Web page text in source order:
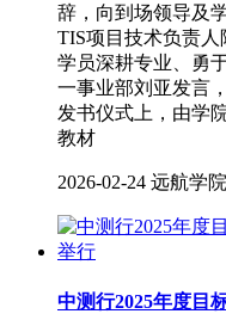
辞，向到场领导及
TIS项目技术负责
学员深耕专业、勇
一事业部刘亚发言
发书仪式上，由学
教材
2026-02-24 远航学院
中测行2025年度目